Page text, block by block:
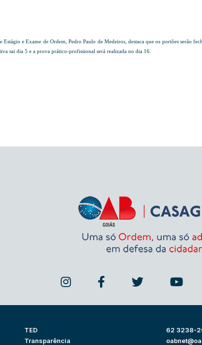
e Exame de Ordem, Pedro Paulo de Medeiros, destaca que os portões serão
sai dia 5 e a prova prático-profissional será realizada no dia 16.
TED
Transparência
62 3238-